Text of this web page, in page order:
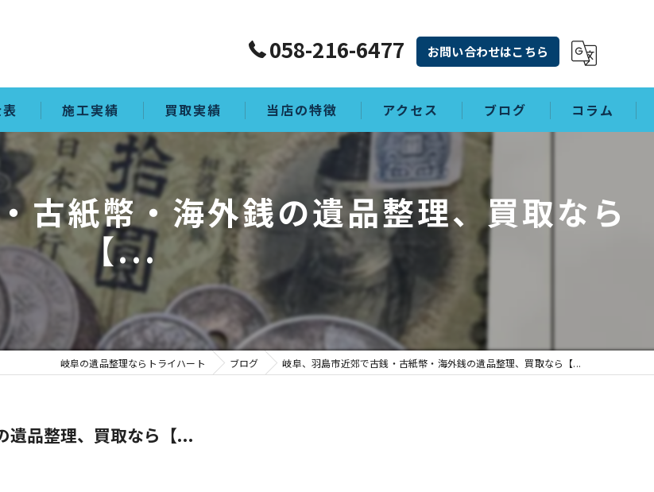
058-216-6477 お問い合わせはこちら
施工実績 買取実績 当店の特徴
生前整理
片付け
空き家
アクセス ブログ コラム
古紙幣・海外銭の遺品整理、買取なら
【...
岐阜の遺品整理ならトライハート ブログ 岐阜、羽島市近郊で古銭・古紙幣・海外銭の遺品整理、買取なら【...
遺品整理、買取なら【...